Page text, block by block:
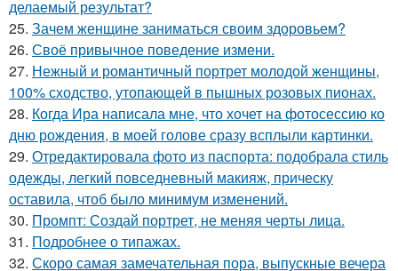
делаемый результат?
25. Зачем женщине заниматься своим здоровьем?
26. Своё привычное поведение измени.
27. Нежный и романтичный портрет молодой женщины,
100% сходство, утопающей в пышных розовых пионах.
28. Когда Ира написала мне, что хочет на фотосессию ко
дню рождения, в моей голове сразу всплыли картинки.
29. Отредактировала фото из паспорта: подобрала стиль
одежды, легкий повседневный макияж, прическу
оставила, чтоб было минимум изменений.
30. Промпт: Создай портрет, не меняя черты лица.
31. Подробнее о типажах.
32. Скоро самая замечательная пора, выпускные вечера